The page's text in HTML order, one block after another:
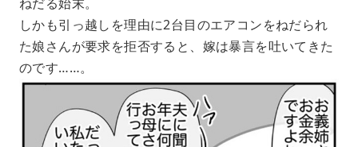
しかも引っ越しを理由に2台目のエアコンをねだられ
た娘さんが要求を拒否すると、嫁は暴言を吐いてきた
のです……。